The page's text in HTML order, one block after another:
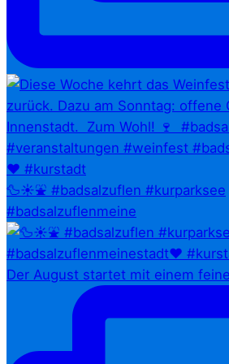
🦆☀️⛲ #badsalzuflen #kurparksee
#badsalzuflenmeine
Der August startet mit einem